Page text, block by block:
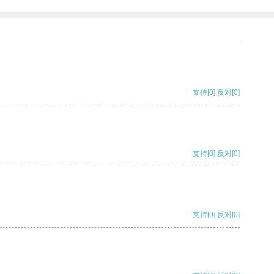
支持[0] 反对[0]
支持[0] 反对[0]
支持[0] 反对[0]